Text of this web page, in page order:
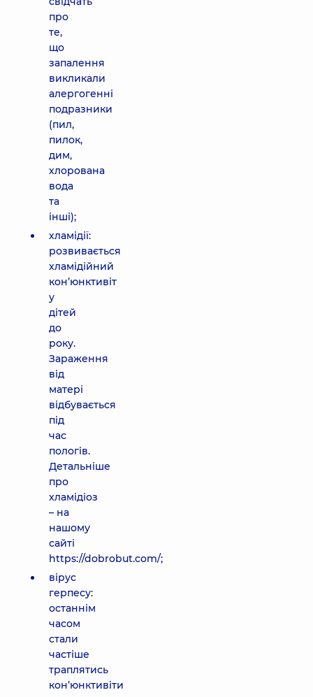
про
те,
що
запалення
викликали
алергогенні
подразники
(пил,
пилок,
дим,
хлорована
вода
та
інші);
хламідії:
розвивається
хламідійний
кон’юнктивіт
у
дітей
до
року.
Зараження
від
матері
відбувається
під
час
пологів.
Детальніше
про
хламідіоз
– на
нашому
сайті
https://dobrobut.com/;
вірус
герпесу:
останнім
часом
стали
частіше
траплятись
кон’юнктивіти